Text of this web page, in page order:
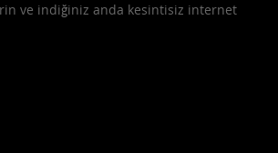
ve indiğiniz anda kesintisiz internet